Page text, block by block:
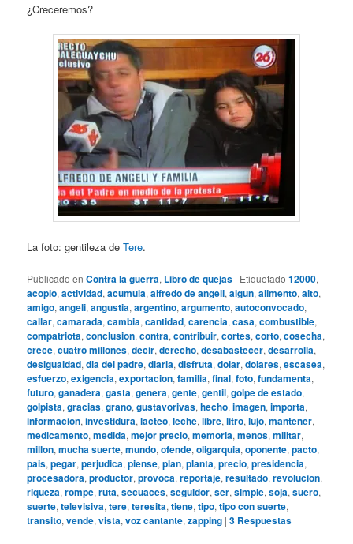
¿Creceremos?
La foto: gentileza deTere.
Publicado en Contra la guerra, Libro de quejas | Etiquetado 12000,
acopio,actividad,acumula,alfredo de angeli,algun,alimento,alto,
amigo,angeli,angustia,argentino,argumento,autoconvocado,
callar,camarada,cambia,cantidad,carencia,casa,combustible,
compatriota,conclusion,contra,contribuir,cortes,corto,cosecha,
crece,cuatro millones,decir,derecho,desabastecer,desarrolla,
desigualdad,dia del padre,diaria,disfruta,dolar,dolares,escasea,
esfuerzo,exigencia,exportacion,familia,final,foto,fundamenta,
futuro,ganadera,gasta,genera,gente,gentil,golpe de estado,
golpista,gracias,grano,gustavorivas,hecho,imagen,importa,
informacion,investidura,lacteo,leche,libre,litro,lujo,mantener,
medicamento,medida,mejor precio,memoria,menos,militar,
millon,mucha suerte,mundo,ofende,oligarquia,oponente,pacto,
pais,pegar,perjudica,piense,plan,planta,precio,presidencia,
procesadora,productor,provoca,reportaje,resultado,revolucion,
riqueza,rompe,ruta,secuaces,seguidor,ser,simple,soja,suero,
suerte,televisiva,tere,teresita,tiene,tipo,tipo con suerte,
transito,vende,vista,voz cantante,zapping |3 Respuestas